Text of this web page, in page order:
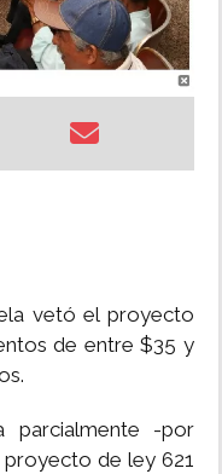
vetó el proyecto
de entre $35 y
parcialmente -por
de ley 621